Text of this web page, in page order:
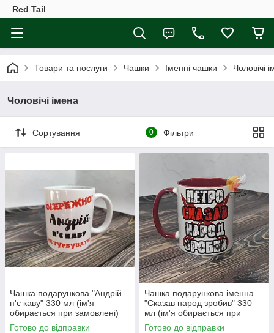
Red Tail
Товари та послуги Чашки Іменні чашки Чоловічі
Чоловічі імена
Сортування 0 Фільтри
Чашка подарункова "Андрій
п'є каву" 330 мл (ім'я
обирається при замовлені)
Готово до відправки
Чашка подарункова іменна
"Сказав народ зробив" 330
мл (ім'я обирається при
замовлені)
Готово до відправки